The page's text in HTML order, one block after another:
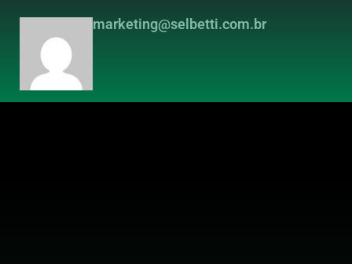
marketing@selbetti.com.br